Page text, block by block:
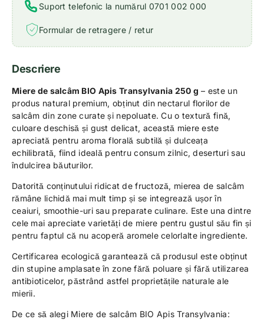
Suport telefonic la numărul 0701 002 000
Formular de retragere / retur
Descriere
Miere de salcâm BIO Apis Transylvania 250 g – este un
produs natural premium, obținut din nectarul florilor de
salcâm din zone curate și nepoluate. Cu o textură fină,
culoare deschisă și gust delicat, această miere este
apreciată pentru aroma florală subtilă și dulceața
echilibrată, fiind ideală pentru consum zilnic, deserturi sau
îndulcirea băuturilor.
Datorită conținutului ridicat de fructoză, mierea de salcâm
rămâne lichidă mai mult timp și se integrează ușor în
ceaiuri, smoothie-uri sau preparate culinare. Este una dintre
cele mai apreciate varietăți de miere pentru gustul său fin și
pentru faptul că nu acoperă aromele celorlalte ingrediente.
Certificarea ecologică garantează că produsul este obținut
din stupine amplasate în zone fără poluare și fără utilizarea
antibioticelor, păstrând astfel proprietățile naturale ale
mierii.
De ce să alegi Miere de salcâm BIO Apis Transylvania: